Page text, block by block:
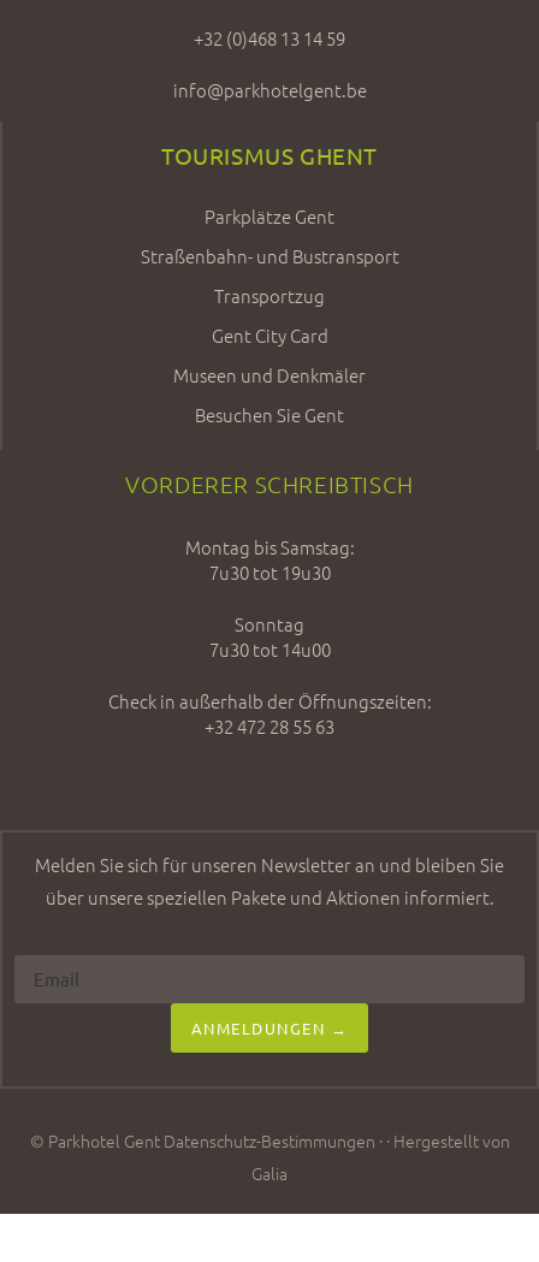
+32 (0)468 13 14 59
info@parkhotelgent.be
TOURISMUS GHENT
Parkplätze Gent
Straßenbahn- und Bustransport
Transportzug
Gent City Card
Museen und Denkmäler
Besuchen Sie Gent
VORDERER SCHREIBTISCH
Montag bis Samstag:
7u30 tot 19u30
Sonntag
7u30 tot 14u00
Check in außerhalb der Öffnungszeiten:
+32 472 28 55 63
Melden Sie sich für unseren Newsletter an und bleiben Sie
über unsere speziellen Pakete und Aktionen informiert.
ANMELDUNGEN →
© Parkhotel Gent Datenschutz-Bestimmungen · · Hergestellt von
Galia